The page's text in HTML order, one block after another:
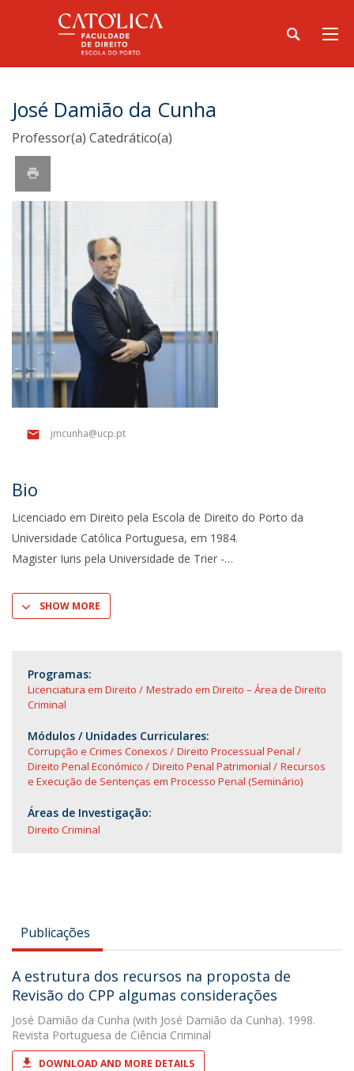
José Damião da Cunha
Professor(a) Catedrático(a)
jmcunha@ucp.pt
Bio
Licenciado em Direito pela Escola de Direito do Porto da
Universidade Católica Portuguesa, em 1984.
Magister Iuris pela Universidade de Trier -
SHOW MORE
Programas:
Licenciatura em Direito
Mestrado em Direito – Área de Direito
Criminal
Módulos / Unidades Curriculares:
Corrupção e Crimes Conexos
Direito Processual Penal
Direito Penal Económico
Direito Penal Patrimonial
Recursos
e Execução de Sentenças em Processo Penal (Seminário)
Áreas de Investigação:
Direito Criminal
Publicações
A estrutura dos recursos na proposta de
Revisão do CPP algumas considerações
José Damião da Cunha (with José Damião da Cunha). 1998.
Revista Portuguesa de Ciência Criminal
DOWNLOAD AND MORE DETAILS